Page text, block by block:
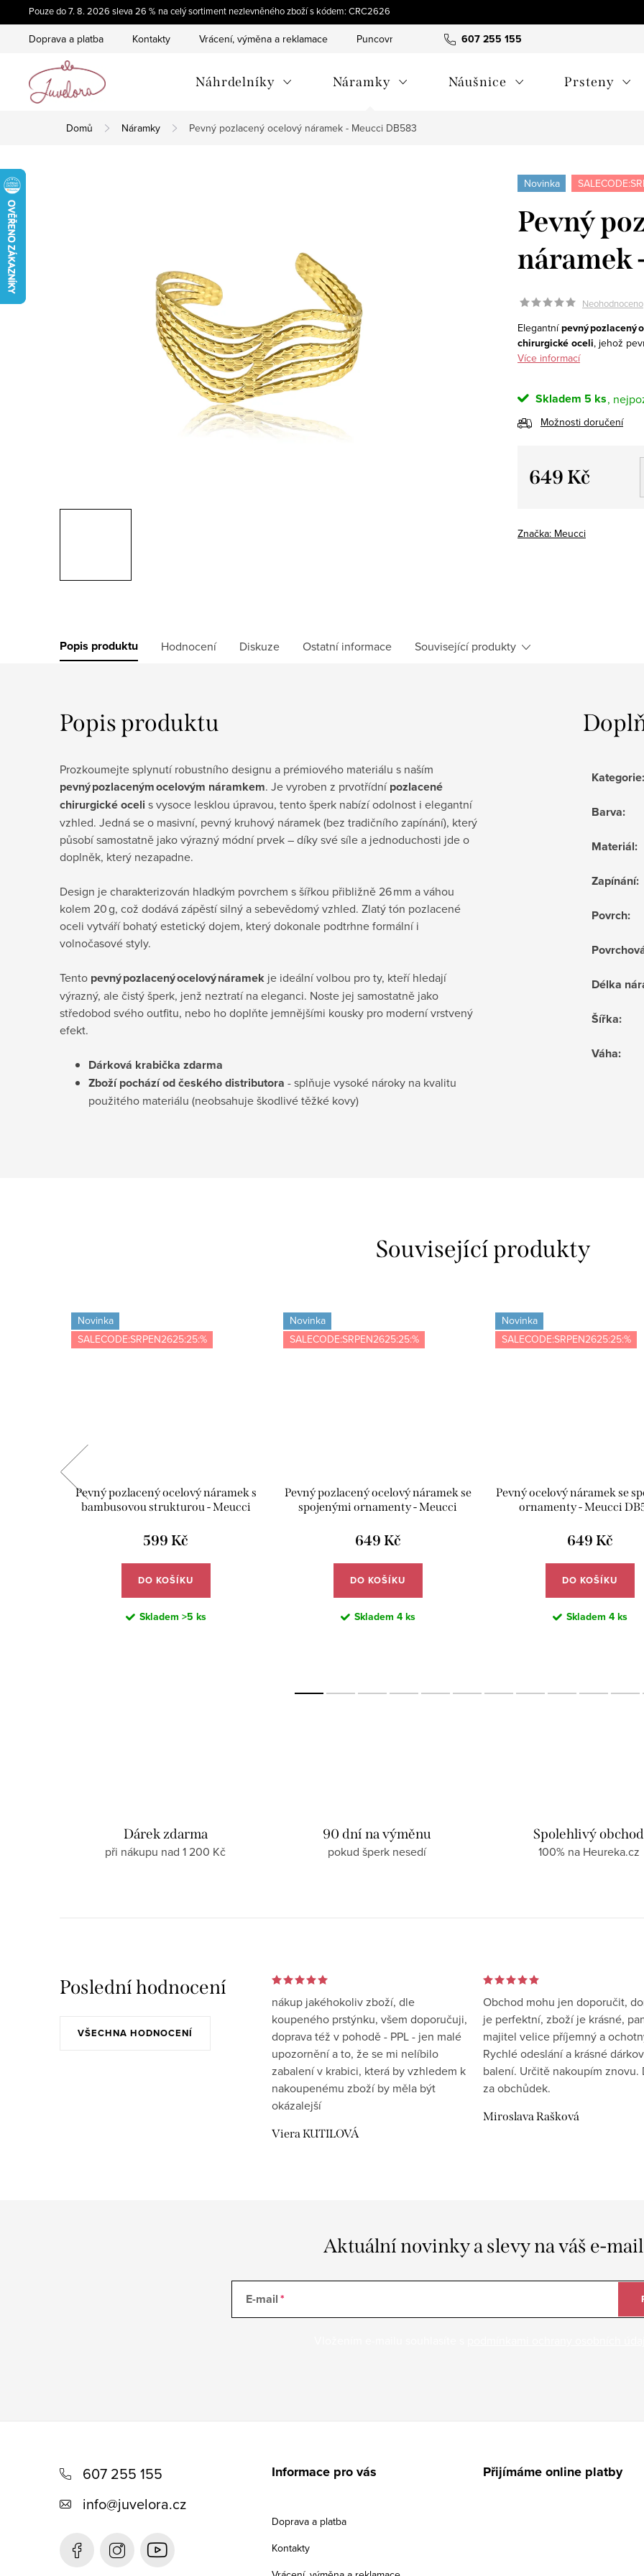
na
Pouze do 7. 8. 2026 sleva 26 % na celý sortiment nezlevněného zboží s kódem: CRC2626
607 255 155
Doprava a platba Kontakty Vrácení, výměna a reklamace Puncovní značky Hodnocení obchodu
Náhrdelníky Náramky Náušnice Prsteny
Domů Náramky Pevný pozlacený ocelový náramek - Meucci DB583
Novinka
Pevný
náramek
Neohodnoceno
Elegantnípevný pozlacený
chirurgické oceli, jehož
Více informací
Skladem 5 ks
Možnosti doručení
649 Kč
Značka: Meucci
Popis produktu Hodnocení Diskuze Ostatní informace Související produkty
Popis produktu
Prozkoumejte splynutí robustního designu a prémiového materiálu s naším
pevný pozlaceným ocelovým náramkem. Je vyroben z prvotřídnípozlacené
chirurgické oceli s vysoce lesklou úpravou, tento šperk nabízí odolnost i elegantní
vzhled. Jedná se o masivní, pevný kruhový náramek (bez tradičního zapínání), který
působí samostatně jako výrazný módní prvek – díky své síle a jednoduchosti jde o
doplněk, který nezapadne.
Design je charakterizován hladkým povrchem s šířkou přibližně 26 mm a váhou
kolem 20 g, což dodává zápěstí silný a sebevědomý vzhled. Zlatý tón pozlacené
oceli vytváří bohatý estetický dojem, který dokonale podtrhne formální i
volnočasové styly.
Tento pevný pozlacený ocelový náramek je ideální volbou pro ty, kteří hledají
výrazný, ale čistý šperk, jenž neztratí na eleganci. Noste jej samostatně jako
středobod svého outfitu, nebo ho doplňte jemnějšími kousky pro moderní vrstvený
efekt.
Dárková krabička zdarma
Zboží pochází od českého distributora - splňuje vysoké nároky na kvalitu
použitého materiálu (neobsahuje škodlivé těžké kovy)
Kategorie:
Barva:
Materiál:
Zapínání:
Povrch:
Délka
Šířka:
Váha:
Související produkty
Novinka
SALECODE:SRPEN2625:25:%
Pevný pozlacený ocelový náramek s
bambusovou strukturou - Meucci
599 Kč
DO KOŠÍKU
Skladem >5 ks
Novinka
SALECODE:SRPEN2625:25:%
Pevný pozlacený ocelový náramek se
spojenými ornamenty - Meucci
649 Kč
DO KOŠÍKU
Skladem 4 ks
Novinka
SALECODE:SRPEN2625:25:%
Pevný ocelový náramek se
ornamenty - Meucci
649 Kč
DO KOŠÍKU
Skladem 4 ks
Dárek zdarma
při nákupu nad 1 200 Kč
90 dní na výměnu
pokud šperk nesedí
Spolehlivý obchod
100% na Heureka.cz
Poslední hodnocení
VŠECHNA HODNOCENÍ
nákup jakéhokoliv zboží, dle
koupeného prstýnku, všem doporučuji,
doprava též v pohodě - PPL - jen malé
upozornění a to, že se mi nelíbilo
zabalení v krabici, která by vzhledem k
nakoupenému zboží by měla být
okázalejší
Viera KUTILOVÁ
Obchod mohu jen doporučit,
je perfektní, zboží je krásné,
majitel velice příjemný a
Rychlé odeslání a krásné
balení. Určitě nakoupím znovu.
za obchůdek.
Miroslava Rašková
Aktuální novinky a slevy na váš e-mail
E-mail
607 255 155
info@juvelora.cz
Informace pro vás
Doprava a platba
Kontakty
Přijímáme online platby